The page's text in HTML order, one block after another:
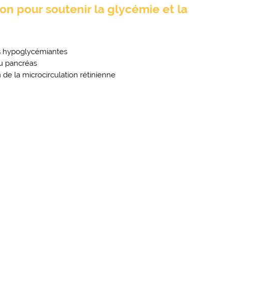
pour soutenir la glycémie et la
hypoglycémiantes
pancréas
de la microcirculation rétinienne